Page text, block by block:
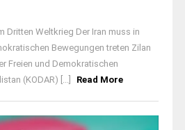
Dritten Weltkrieg Der Iran muss in
Bewegungen treten Zilan
Freien und Demokratischen
(KODAR) [...]
Read More